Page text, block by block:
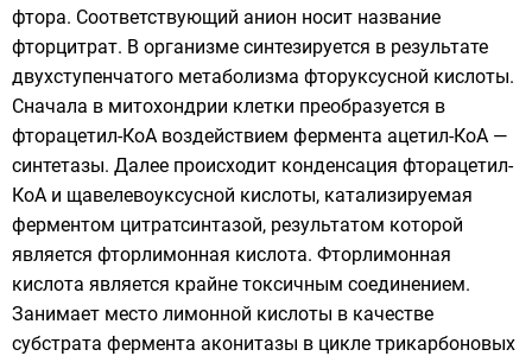
фтора. Соответствующий анион носит название
фторцитрат. В организме синтезируется в результате
двухступенчатого метаболизма фторуксусной кислоты.
Сначала в митохондрии клетки преобразуется в
фторацетил-КоА воздействием фермента ацетил-КоА —
синтетазы. Далее происходит конденсация фторацетил-
КоА и щавелевоуксусной кислоты, катализируемая
ферментом цитратсинтазой, результатом которой
является фторлимонная кислота. Фторлимонная
кислота является крайне токсичным соединением.
Занимает место лимонной кислоты в качестве
субстрата фермента аконитазы в цикле трикарбоновых